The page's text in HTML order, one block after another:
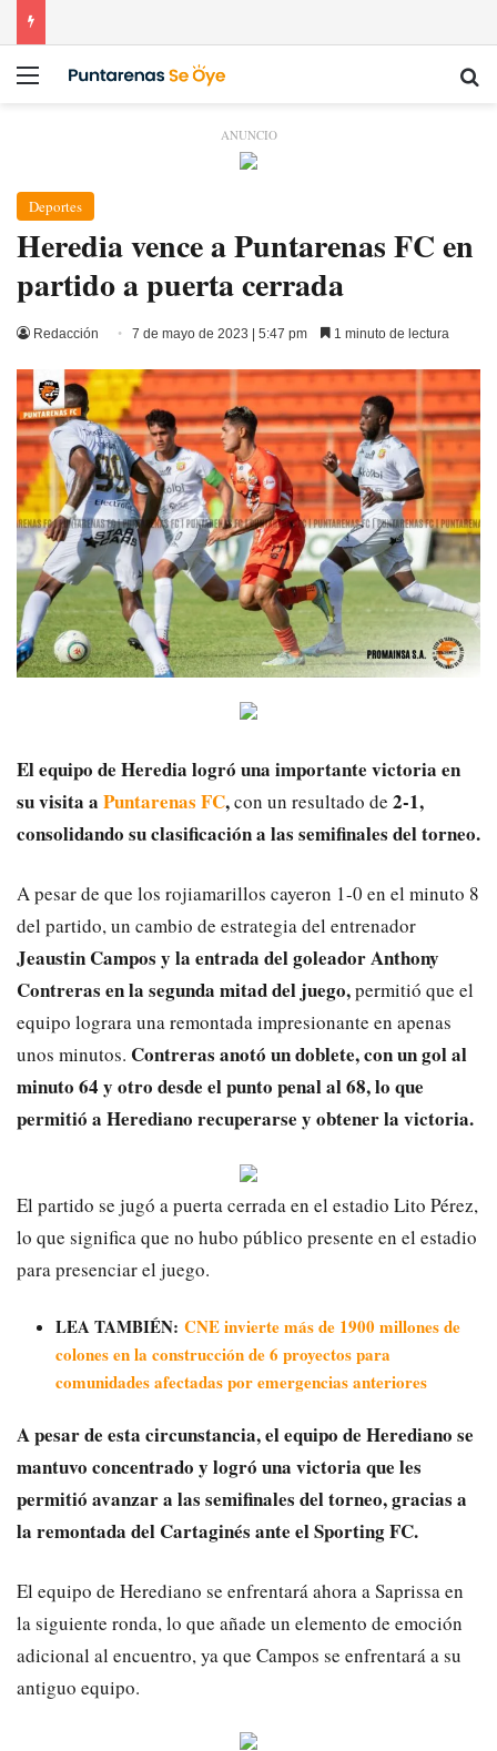
Menú
ANUNCIO
Deportes
Heredia vence a Puntarenas FC en
partido a puerta cerrada
Redacción 7 de mayo de 2023 | 5:47 pm 1 minuto de lectura
El equipo de Heredia logró una importante victoria en
su visita a Puntarenas FC,con un resultado de 2-1,
consolidando su clasificación a las semifinales del torneo.
A pesar de que los rojiamarillos cayeron 1-0 en el minuto 8
del partido, un cambio de estrategia del entrenador
Jeaustin Campos y la entrada del goleador Anthony
Contreras en la segunda mitad del juego,permitió que el
equipo lograra una remontada impresionante en apenas
unos minutos. Contreras anotó un doblete, con un gol al
minuto 64 y otro desde el punto penal al 68, lo que
permitió a Herediano recuperarse y obtener la victoria.
El partido se jugó a puerta cerrada en el estadio Lito Pérez,
lo que significa que no hubo público presente en el estadio
para presenciar el juego.
LEA TAMBIÉN: CNE invierte más de 1900 millones de
colones en la construcción de 6 proyectos para
comunidades afectadas por emergencias anteriores
A pesar de esta circunstancia, el equipo de Herediano se
mantuvo concentrado y logró una victoria que les
permitió avanzar a las semifinales del torneo, gracias a
la remontada del Cartaginés ante el Sporting FC.
El equipo de Herediano se enfrentará ahora a Saprissa en
la siguiente ronda, lo que añade un elemento de emoción
adicional al encuentro, ya que Campos se enfrentará a su
antiguo equipo.